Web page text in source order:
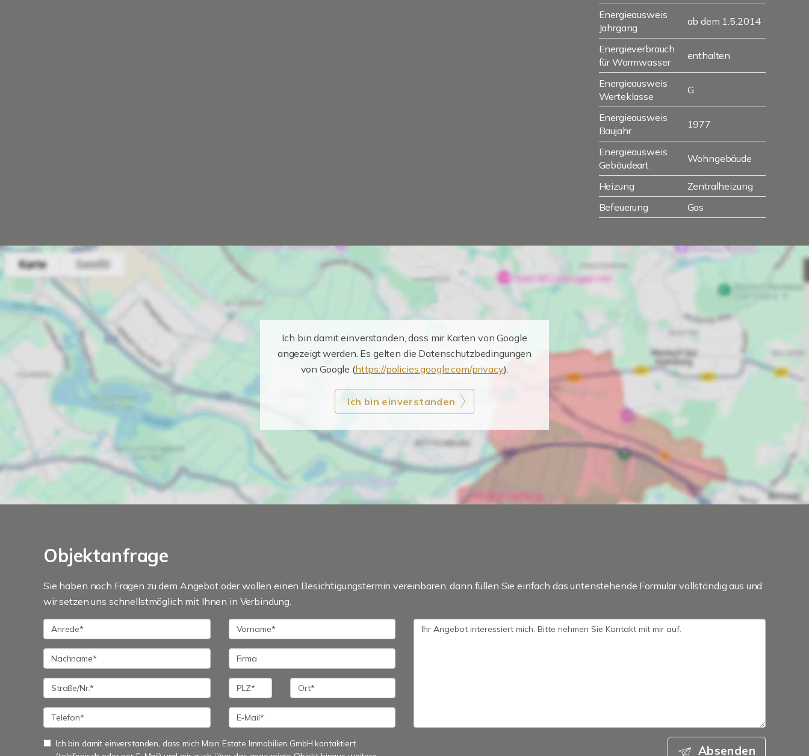
Energieausweis
Jahrgang
ab dem 1.5.2014
Energieverbrauch
für Warmwasser
enthalten
Energieausweis
Werteklasse
G
Energieausweis
Baujahr
1977
Energieausweis
Gebäudeart
Wohngebäude
Heizung
Zentralheizung
Befeuerung
Gas
Ich bin damit einverstanden, dass mir Karten von Google
angezeigt werden. Es gelten die Datenschutzbedingungen
von Google (https://policies.google.com/privacy).
Ich bin einverstanden
Objektanfrage
Sie haben noch Fragen zu dem Angebot oder wollen einen Besichtigungstermin vereinbaren, dann füllen Sie einfach das untenstehende Formular vollständig aus und
wir setzen uns schnellstmöglich mit Ihnen in Verbindung.
Ich bin damit einverstanden, dass mich Main Estate Immobilien GmbH kontaktiert
Absenden